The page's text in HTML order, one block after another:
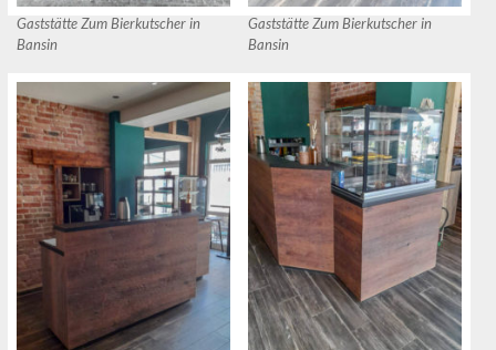
Gaststätte Zum Bierkutscher in
Bansin
Gaststätte Zum Bierkutscher in
Bansin